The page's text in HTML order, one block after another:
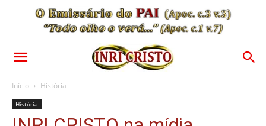
Início História
História